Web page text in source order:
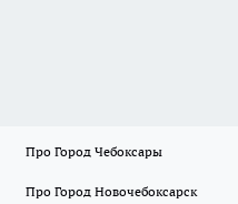
Про Город Чебоксары
Про Город Новочебоксарск